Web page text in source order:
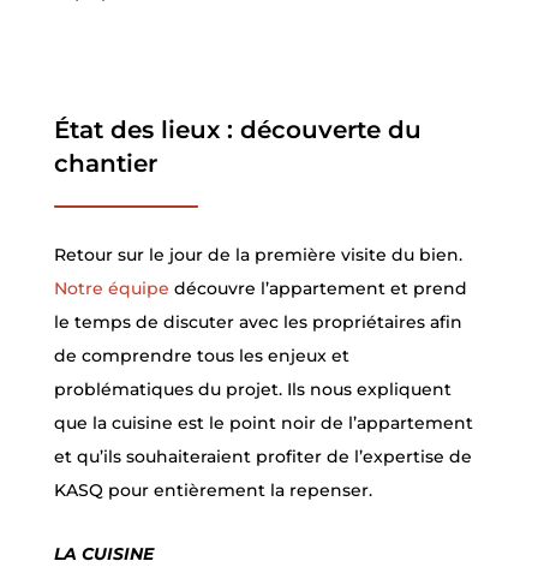
État des lieux : découverte du
chantier
Retour sur le jour de la première visite du bien.
Notre équipe découvre l’appartement et prend
le temps de discuter avec les propriétaires afin
de comprendre tous les enjeux et
problématiques du projet. Ils nous expliquent
que la cuisine est le point noir de l’appartement
et qu’ils souhaiteraient profiter de l’expertise de
KASQ pour entièrement la repenser.
LA CUISINE